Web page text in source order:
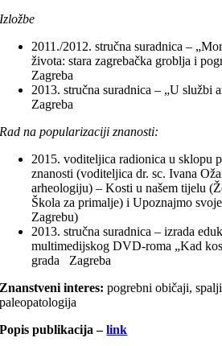
Izložbe
2011./2012. stručna suradnica –
života: stara zagrebačka groblja i
Zagreba
2013. stručna suradnica – „U službi
Zagreba
Rad na popularizaciji znanosti:
2015. voditeljica radionica u sklopu
znanosti (voditeljica dr. sc. Ivana
arheologiju) – Kosti u našem tijelu
Škola za primalje) i Upoznajmo
Zagrebu)
2013. stručna suradnica – izrada
multimedijskog DVD-roma „Kad
grada Zagreba
Znanstveni interes:pogrebni običaji,
paleopatologija
Popis publikacija –link